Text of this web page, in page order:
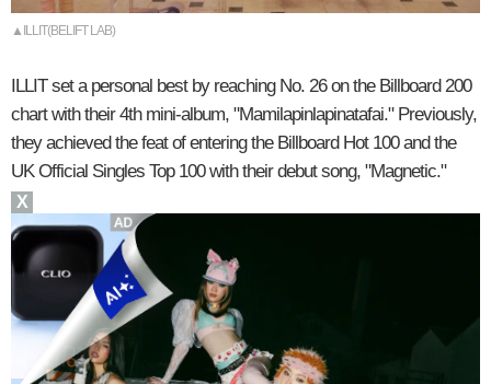
▲ILLIT(BELIFT LAB)
ILLIT set a personal best by reaching No. 26 on the Billboard 200
chart with their 4th mini-album, "Mamilapinlapinatafai." Previously,
they achieved the feat of entering the Billboard Hot 100 and the
UK Official Singles Top 100 with their debut song, "Magnetic."
X